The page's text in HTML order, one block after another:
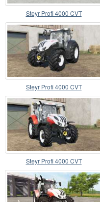
Steyr Profi 4000 CVT
Steyr Profi 4000 CVT
Steyr Profi 4000 CVT